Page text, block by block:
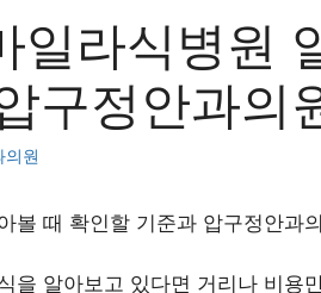
일라식병원
구정안과의
의원
볼 때 확인할 기준과 압구정안과
을 알아보고 있다면 거리나 비용